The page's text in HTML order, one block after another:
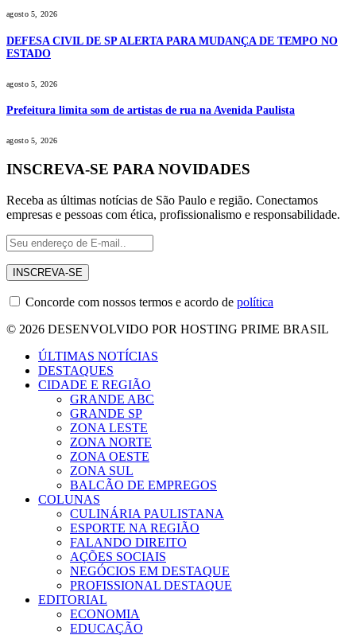
agosto 5, 2026
DEFESA CIVIL DE SP ALERTA PARA MUDANÇA DE TEMPO NO
ESTADO
agosto 5, 2026
Prefeitura limita som de artistas de rua na Avenida Paulista
agosto 5, 2026
INSCREVA-SE PARA NOVIDADES
Receba as últimas notícias de São Paulo e região. Conectamos
empresas e pessoas com ética, profissionalismo e responsabilidade.
Concorde com nossos termos e acordo de política
© 2026 DESENVOLVIDO POR HOSTING PRIME BRASIL
ÚLTIMAS NOTÍCIAS
DESTAQUES
CIDADE E REGIÃO
GRANDE ABC
GRANDE SP
ZONA LESTE
ZONA NORTE
ZONA OESTE
ZONA SUL
BALCÃO DE EMPREGOS
COLUNAS
CULINÁRIA PAULISTANA
ESPORTE NA REGIÃO
FALANDO DIREITO
AÇÕES SOCIAIS
NEGÓCIOS EM DESTAQUE
PROFISSIONAL DESTAQUE
EDITORIAL
ECONOMIA
EDUCAÇÃO